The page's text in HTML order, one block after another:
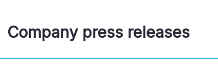
Company press releases